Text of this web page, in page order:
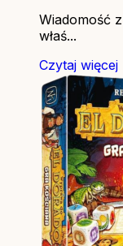
Wiadomość
właś...
Czytaj więcej